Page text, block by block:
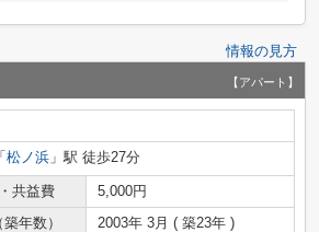
情報の見方
【アパート】
「 松ノ浜 」駅 徒歩27分
共益費
5,000円
年数）
2003年 3月 ( 築23年 )